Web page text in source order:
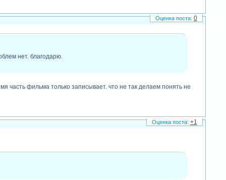
нет. благодарю.
часть фильма только записывает. что не так делаем понять не
0
+1